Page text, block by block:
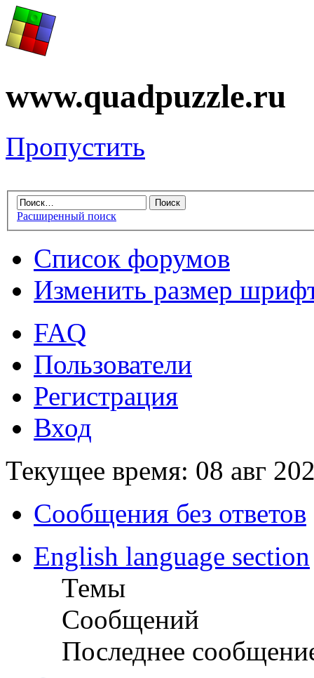
www.quadpuzzle.ru
Пропустить
Расширенный поиск
Список форумов
Изменить размер
FAQ
Пользователи
Регистрация
Вход
Текущее время: 08 авг
Сообщения без ответов
English language section
Темы
Сообщений
Последнее